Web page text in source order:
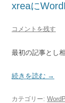
xreaに
コメントを残す
最初の記事とし
続きを読む →
カテゴリー: